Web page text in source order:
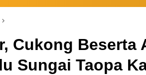
Cukong Beserta
Sungai Taopa